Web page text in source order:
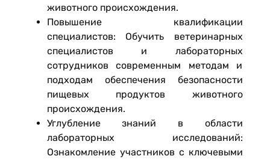
животного происхождения.
Повышение квалификации
специалистов: Обучить ветеринарных
специалистов и лабораторных
сотрудников современным методам и
подходам обеспечения безопасности
пищевых продуктов животного
происхождения.
Углубление знаний в области
лабораторных исследований:
Ознакомление участников с ключевыми